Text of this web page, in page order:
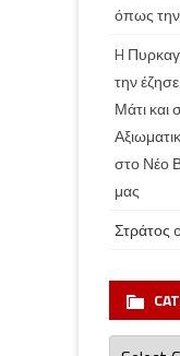
όπως την
H
την
Μάτι και
στο Νέο
μας
Στράτος